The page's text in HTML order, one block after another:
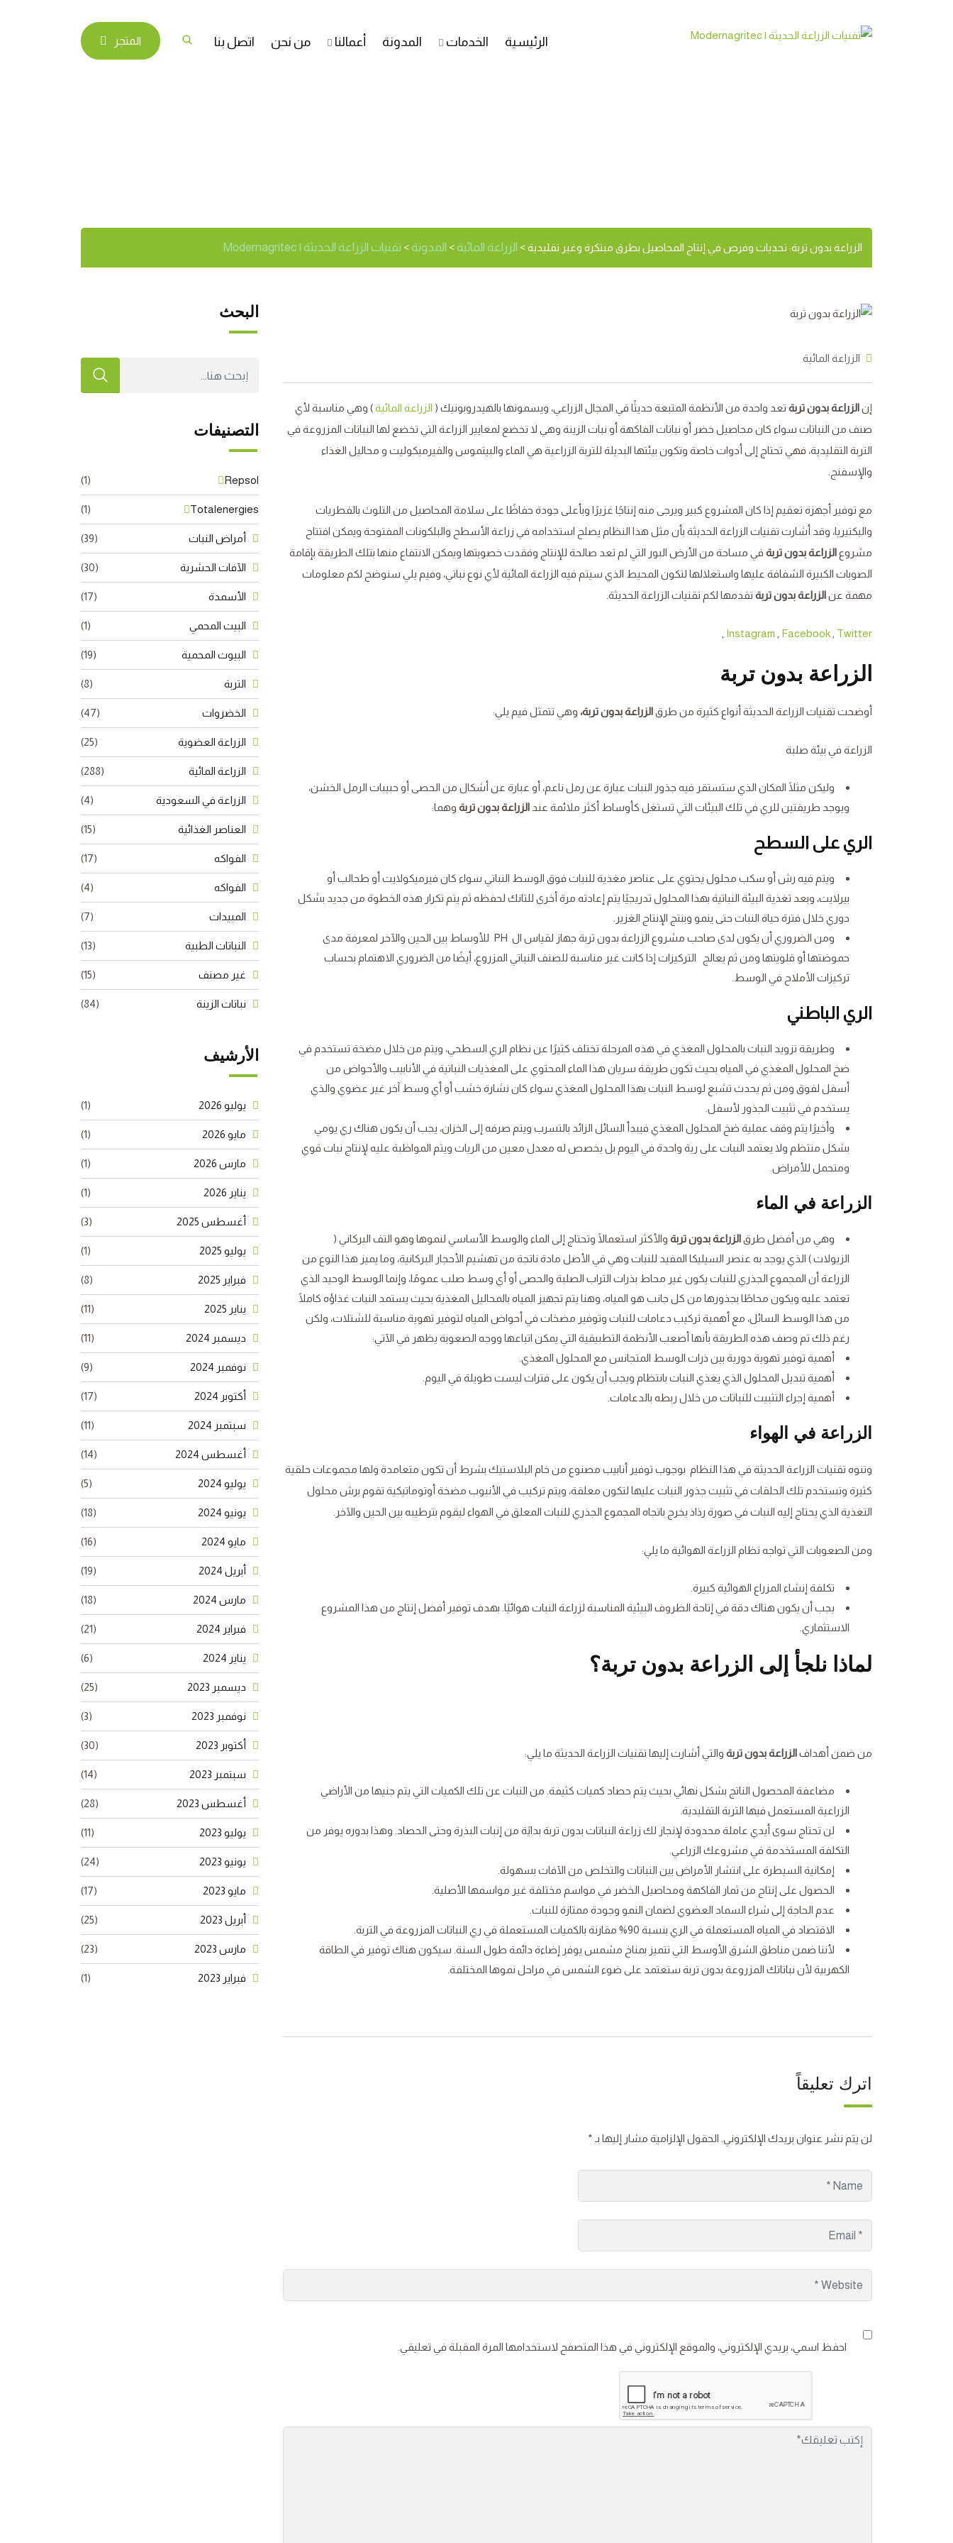
الرئيسية الخدمات المدونة أعمالنا من نحن اتصل بنا المتجر
الزراعة بدون تربة: تحديات وفرص في إنتاج المحاصيل بطرق مبتكرة وغير تقليدية> الزراعة المائية> المدونة> تقنيات الزراعة الحديثة | Modernagritec
الزراعة المائية
إنالزراعة بدون تربة تعد واحدة من الأنظمة المتبعة حديثًا في المجال الزراعي، ويسمونها بالهيدروبونيك ( الزراعة المائية) وهي مناسبة لأي
صنف من النباتات سواء كان محاصيل خضر أو نباتات الفاكهة أو نبات الزينة وهي لا تخضع لمعايير الزراعة التي تخضع لها النباتات المزروعة في
التربة التقليدية، فهي تحتاج إلى أدوات خاصة وتكون بيئتها البديلة للتربة الزراعية هي الماء والبيتموس والفيرميكوليت و محاليل الغذاء
والإسفنج.
مع توفير أجهزة تعقيم إذا كان المشروع كبير ويرجى منه إنتاجًا غزيرًا وبأعلى جودة حفاظًا على سلامة المحاصيل من التلوث بالفطريات
والبكتيريا، وقد أشارت تقنيات الزراعة الحديثة بأن مثل هذا النظام يصلح استخدامه في زراعة الأسطح والبلكونات المفتوحة ويمكن افتتاح
مشروعالزراعة بدون تربة في مساحة من الأرض البور التي لم تعد صالحة للإنتاج وفقدت خصوبتها ويمكن الانتفاع منها بتلك الطريقة بإقامة
الصوبات الكبيرة الشفافة عليها واستغلالها لتكون المحيط الذي سيتم فيه الزراعة المائية لأي نوع نباتي، وفيم يلي سنوضح لكم معلومات
مهمة عنالزراعة بدون تربة تقدمها لكم تقنيات الزراعة الحديثة.
Instagram Facebook Twitter
الزراعة بدون تربة
أوضحت تقنيات الزراعة الحديثة أنواع كثيرة من طرقالزراعة بدون تربة، وهي تتمثل فيم يلي:
الزراعة في بيئة صلبة
وليكن مثلًا المكان الذي ستستقر فيه جذور النبات عبارة عن رمل ناعم، أو عبارة عن أشكال من الحصى أو حبيبات الرمل الخشن،
ويوجد طريقتين للري في تلك البيئات التي تستغل كأوساط أكثر ملائمة عند الزراعة بدون تربة وهما:
الري على السطح
ويتم فيه رش أو سكب محلول يحتوي على عناصر مغذية للنبات فوق الوسط النباتي سواء كان فيرميكولايت أو طحالب أو
بيرلايت، وبعد تغذية البيئة النباتية بهذا المحلول تدريجيًا يتم إعادته مرة أخرى للتانك لحفظه ثم يتم تكرار هذه الخطوة من جديد بشكل
دوري خلال فترة حياة النبات حتى ينمو وبنتج الإنتاج الغزير.
ومن الضروري أن يكون لدى صاحب مشروع الزراعة بدون تربة جهاز لقياس ال PH للأوساط بين الحين والآخر لمعرفة مدى
حموضتها أو قلويتها ومن ثم يعالج التركيزات إذا كانت غير مناسبة للصنف النباتي المزروع، أيضًا من الضروري الاهتمام بحساب
تركيزات الأملاح في الوسط.
الري الباطني
وطريقة تزويد النبات بالمحلول المغذي في هذه المرحلة تختلف كثيرًا عن نظام الري السطحي، ويتم من خلال مضخة تستخدم في
ضخ المحلول المغذي في المياه بحيث تكون طريقة سريان هذا الماء المحتوي على المغذيات النباتية في الأنابيب والأحواض من
أسفل لفوق ومن ثم يحدث تشبع لوسط النبات بهذا المحلول المغذي سواء كان نشارة خشب أو أي وسط آخر غير عضوي والذي
يستخدم في تثبيت الجذور لأسفل.
وأخيرًا يتم وقف عملية ضخ المحلول المغذي فيبدأ السائل الزائد بالتسرب ويتم صرفه إلى الخزان، يجب أن يكون هناك ري يومي
بشكل منتظم ولا يعتمد النبات على رية واحدة في اليوم بل يخصص له معدل معين من الريات ويتم المواظبة عليه لإنتاج نبات قوي
ومتحمل للأمراض.
الزراعة في الماء
وهي من أفضل طرقالزراعة بدون تربة والأكثر استعمالًا وتحتاج إلى الماء والوسط الأساسي لنموها وهو التف البركاني (
الزيولات ) الذي يوجد به عنصر السيليكا المفيد للنبات وهي في الأصل مادة ناتجة من تهشيم الأحجار البركانية، وما يميز هذا النوع من
الزراعة أن المجموع الجذري للنبات يكون غير محاط بذرات التراب الصلبة والحصى أو أي وسط صلب عمومًا، وإنما الوسط الوحيد الذي
تعتمد عليه ويكون محاطًا بجذورها من كل جانب هو المياه، وهنا يتم تجهيز المياه بالمحاليل المغذية بحيث يستمد النبات غذاؤه كاملًا
من هذا الوسط السائل، مع أهمية تركيب دعامات للنبات وتوفير مضخات في أحواض المياه لتوفير تهوية مناسبة للشتلات، ولكن
رغم ذلك تم وصف هذه الطريقة بأنها أصعب الأنظمة التطبيقية التي يمكن اتباعها ووجه الصعوبة يظهر في الآتي:
أهمية توفير تهوية دورية بين ذرات الوسط المتجانس مع المحلول المغذي.
أهمية تبديل المحلول الذي يغذي النبات بانتظام ويجب أن يكون على فترات ليست طويلة في اليوم.
أهمية إجراء التثبيت للنباتات من خلال ربطه بالدعامات.
الزراعة في الهواء
وتنوه تقنيات الزراعة الحديثة في هذا النظام بوجوب توفير أنابيب مصنوع من خام البلاستيك بشرط أن تكون متعامدة ولها مجموعات حلقية
كثيرة وتستخدم تلك الحلقات في تثبيت جذور النبات عليها لتكون معلقة، ويتم تركيب في الأنبوب مضخة أوتوماتيكية تقوم برش محلول
التغذية الذي يحتاج إليه النبات في صورة رذاذ يخرج باتجاه المجموع الجذري للنبات المعلق في الهواء ليقوم بترطيبه بين الحين والآخر.
ومن الصعوبات التي تواجه نظام الزراعة الهوائية ما يلي:
تكلفة إنشاء المزراع الهوائية كبيرة.
يجب أن يكون هناك دقة في إتاحة الظروف البيئية المناسبة لزراعة النبات هوائيًا. بهدف توفير أفضل إنتاج من هذا المشروع
الاستثماري.
لماذا نلجأ إلى الزراعة بدون تربة؟
من ضمن أهدافالزراعة بدون تربة والتي أشارت إليها تقنيات الزراعة الحديثة ما يلي:
مضاعفة المحصول الناتج بشكل نهائي بحيث يتم حصاد كميات كثيفة. من النبات عن تلك الكميات التي يتم جنيها من الأراضي
الزراعية المستعمل فيها التربة التقليدية.
لن تحتاج سوى أيدي عاملة محدودة لإنجاز لك زراعة النباتات بدون تربة بدايًة من إنبات البذرة وحتى الحصاد. وهذا بدوره يوفر من
التكلفة المستخدمة في مشروعك الزراعي.
إمكانية السيطرة على انتشار الأمراض بين النباتات والتخلص من الآفات بسهولة.
الحصول على إنتاج من ثمار الفاكهة ومحاصيل الخضر في مواسم مختلفة غير مواسمها الأصلية.
عدم الحاجة إلى شراء السماد العضوي لضمان النمو وجودة ممتازة للنبات.
الاقتصاد في المياه المستعملة في الري بنسبة 90% مقارنة بالكميات المستعملة في ري النباتات المزروعة في التربة.
لأننا ضمن مناطق الشرق الأوسط التي تتميز بمناخ مشمس يوفر إضاءة دائمة طول السنة. سيكون هناك توفير في الطاقة
الكهربية لأن نباتاتك المزروعة بدون تربة ستعتمد على ضوء الشمس في مراحل نموها المختلفة.
اترك تعليقاً
لن يتم نشر عنوان بريدك الإلكتروني. الحقول الإلزامية مشار إليها بـ *
احفظ اسمي، بريدي الإلكتروني، والموقع الإلكتروني في هذا المتصفح لاستخدامها المرة المقبلة في تعليقي.
البحث
التصنيفات
Repsol
(1)
Totalenergies
(1)
أمراض النبات (39)
الآفات الحشرية (30)
الأسمدة (17)
البيت المحمي (1)
البيوت المحمية (19)
التربة (8)
الخضروات (47)
الزراعة العضوية (25)
الزراعة المائية (288)
الزراعة في السعودية (4)
العناصر الغذائية (15)
الفواكه (17)
الفواكه (4)
المبيدات (7)
النباتات الطبية (13)
غير مصنف (15)
نباتات الزينة (84)
الأرشيف
يوليو 2026 (1)
مايو 2026 (1)
مارس 2026 (1)
يناير 2026 (1)
أغسطس 2025 (3)
يوليو 2025 (1)
فبراير 2025 (8)
يناير 2025 (11)
ديسمبر 2024 (11)
نوفمبر 2024 (9)
أكتوبر 2024 (17)
سبتمبر 2024 (11)
أغسطس 2024 (14)
يوليو 2024 (5)
يونيو 2024 (18)
مايو 2024 (16)
أبريل 2024 (19)
مارس 2024 (18)
فبراير 2024 (21)
يناير 2024 (6)
ديسمبر 2023 (25)
نوفمبر 2023 (3)
أكتوبر 2023 (30)
سبتمبر 2023 (14)
أغسطس 2023 (28)
يوليو 2023 (11)
يونيو 2023 (24)
مايو 2023 (17)
أبريل 2023 (25)
مارس 2023 (23)
فبراير 2023 (1)